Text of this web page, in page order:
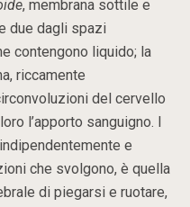
, membrana sottile e
due dagli spazi
contengono liquido; la
riccamente
del cervello
l’apporto sanguigno. I
e
che svolgono, è quella
di piegarsi e ruotare,